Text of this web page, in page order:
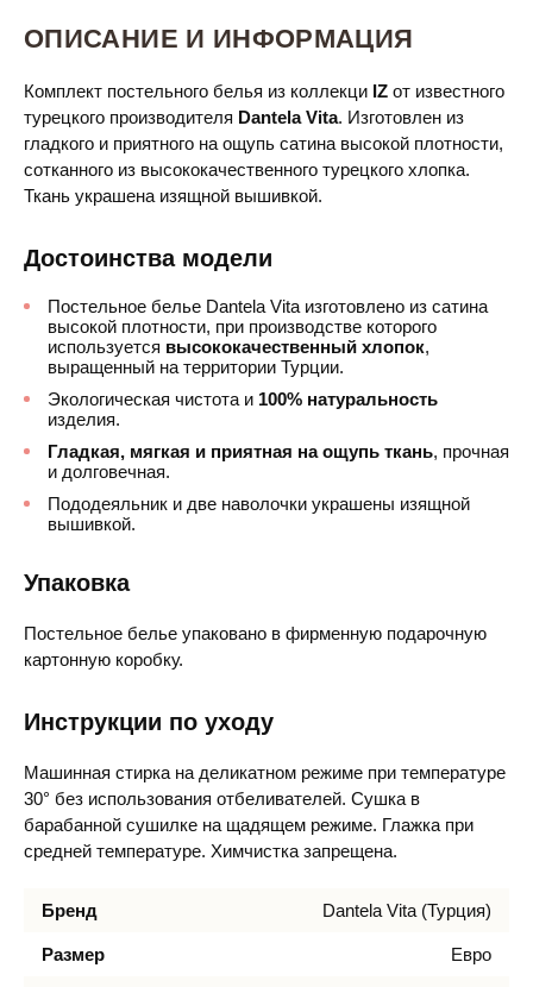
ОПИСАНИЕ И ИНФОРМАЦИЯ
Комплект постельного белья из коллекци IZ​ от известного
турецкого производителя Dantela Vita. Изготовлен из
гладкого и приятного на ощупь сатина высокой плотности,
сотканного из высококачественного турецкого хлопка.
Ткань украшена изящной вышивкой.
Достоинства модели
Постельное белье Dantela Vita изготовлено из сатина
высокой плотности, при производстве которого
используется высококачественный хлопок,
выращенный на территории Турции.
Экологическая чистота и 100% натуральность
изделия.
Гладкая, мягкая и приятная на ощупь ткань, прочная
и долговечная.
Пододеяльник и две наволочки украшены изящной
вышивкой.
Упаковка
Постельное белье упаковано в фирменную подарочную
картонную коробку.
Инструкции по уходу
Машинная стирка на деликатном режиме при температуре
30° без использования отбеливателей. Сушка в
барабанной сушилке на щадящем режиме. Глажка при
средней температуре. Химчистка запрещена.
Бренд Dantela Vita (Турция)
Размер Евро